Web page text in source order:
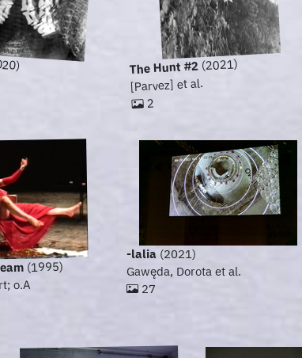
The Hunt #2(2021)
[Parvez] et al.
2
(1995)
o.A
-lalia (2021)
Gawęda, Dorota et al.
27